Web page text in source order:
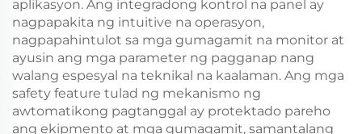
aplikasyon. Ang integradong kontrol na panel ay
nagpapakita ng intuitive na operasyon,
nagpapahintulot sa mga gumagamit na monitor at
ayusin ang mga parameter ng pagganap nang
walang espesyal na teknikal na kaalaman. Ang mga
safety feature tulad ng mekanismo ng
awtomatikong pagtanggal ay protektado pareho
ang ekipmento at mga gumagamit, samantalang